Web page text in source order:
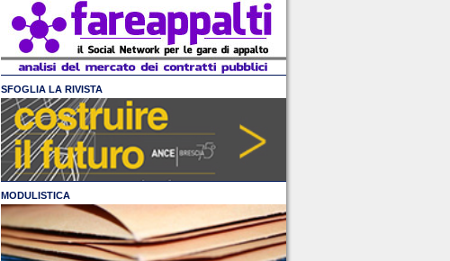
SFOGLIA LA RIVISTA
MODULISTICA